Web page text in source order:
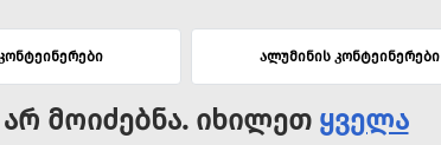
ალუმინის კონტეინერები
მოიძებნა. იხილეთ ყველა